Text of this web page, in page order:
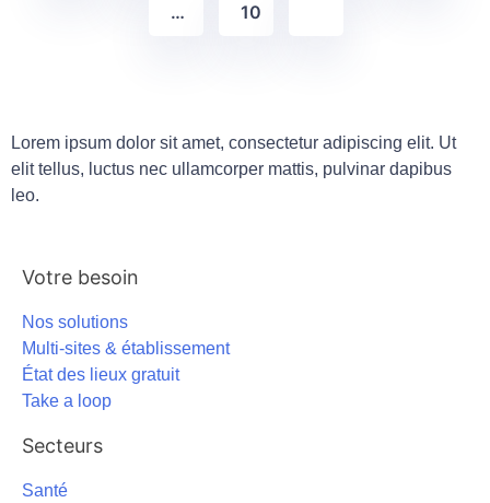
… 10
Lorem ipsum dolor sit amet, consectetur adipiscing elit. Ut
elit tellus, luctus nec ullamcorper mattis, pulvinar dapibus
leo.
Votre besoin
Nos solutions
Multi-sites & établissement
État des lieux gratuit
Take a loop
Secteurs
Santé